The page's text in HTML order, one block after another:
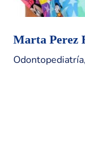
Marta Perez